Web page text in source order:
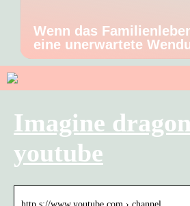
Wenn das
eine unerwartete
Imagine
youtube